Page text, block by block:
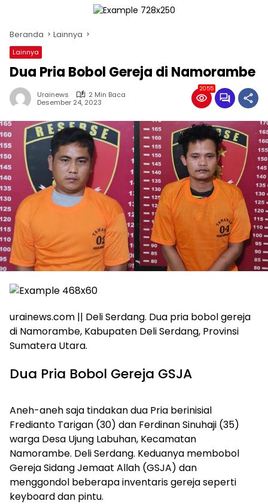
Beranda Lainnya
Lainnya
Dua Pria Bobol Gereja di Namorambe
Urainews
2 Min Baca
Desember 24, 2023
2055
urainews.com || Deli Serdang. Dua pria bobol gereja
di Namorambe, Kabupaten Deli Serdang, Provinsi
Sumatera Utara.
Dua Pria Bobol Gereja GSJA
Aneh-aneh saja tindakan dua Pria berinisial
Fredianto Tarigan (30) dan Ferdinan Sinuhaji (35)
warga Desa Ujung Labuhan, Kecamatan
Namorambe. Deli Serdang. Keduanya membobol
Gereja Sidang Jemaat Allah (GSJA) dan
menggondol beberapa inventaris gereja seperti
keyboard dan pintu.